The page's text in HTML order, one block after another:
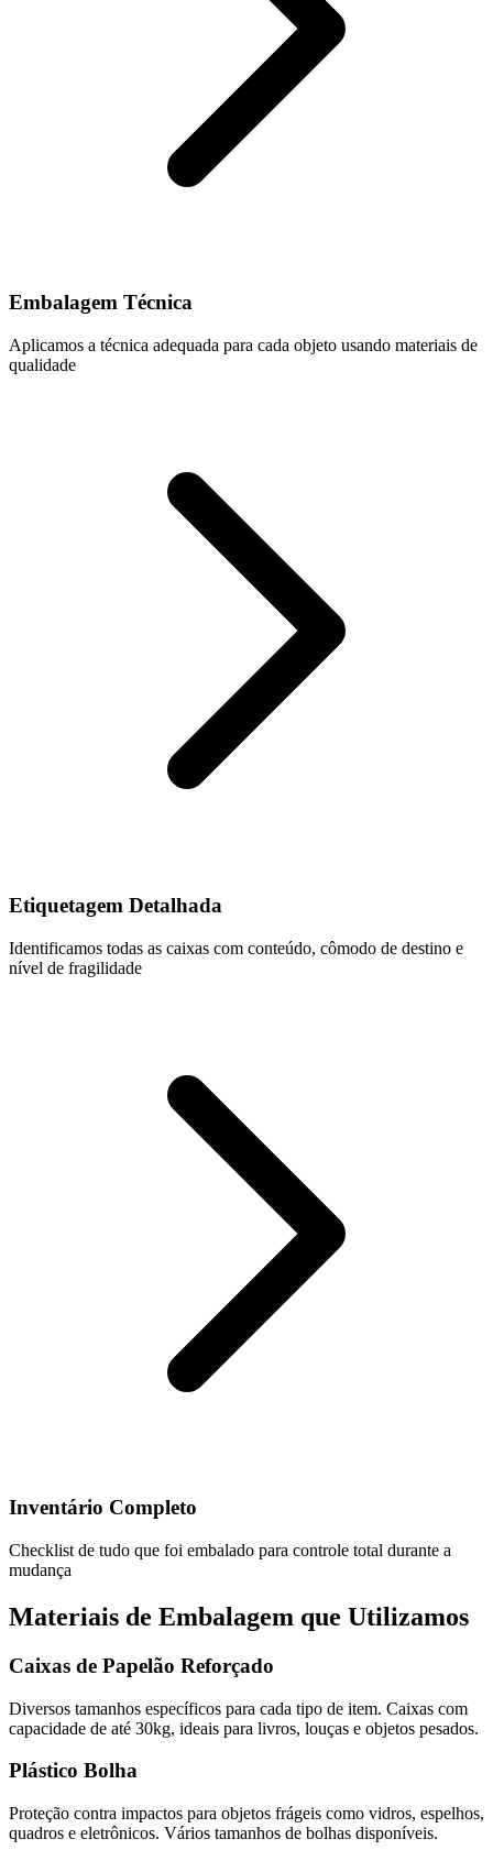
Embalagem Técnica
Aplicamos a técnica adequada para cada objeto usando materiais de
qualidade
Etiquetagem Detalhada
Identificamos todas as caixas com conteúdo, cômodo de destino e
nível de fragilidade
Inventário Completo
Checklist de tudo que foi embalado para controle total durante a
mudança
Materiais de Embalagem que Utilizamos
Caixas de Papelão Reforçado
Diversos tamanhos específicos para cada tipo de item. Caixas com
capacidade de até 30kg, ideais para livros, louças e objetos pesados.
Plástico Bolha
Proteção contra impactos para objetos frágeis como vidros, espelhos,
quadros e eletrônicos. Vários tamanhos de bolhas disponíveis.